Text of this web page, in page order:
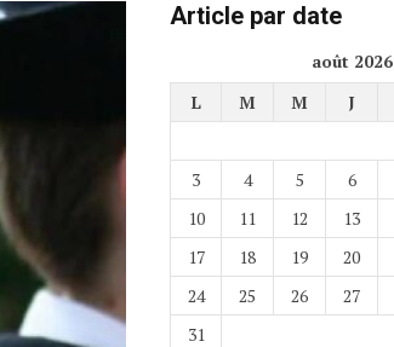
Article par date
août 2026
L
M M J
3
4 5 6
10
11 12 13
17
18 19 20
24
25 26 27
31